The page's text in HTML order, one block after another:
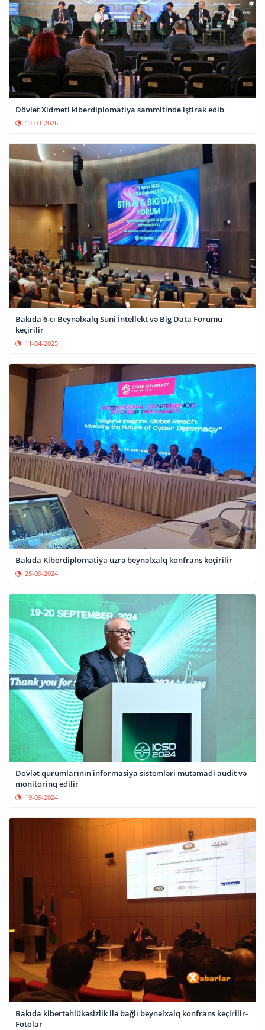
Dövlət Xidməti kiberdiplomatiya sammitində iştirak edib
13-03-2026
Bakıda 6-cı Beynəlxalq Süni İntellekt və Big Data Forumu
keçirilir
11-04-2025
Bakıda Kiberdiplomatiya üzrə beynəlxalq konfrans keçirilir
25-09-2024
Dövlət qurumlarının informasiya sistemləri mütəmadi audit və
monitorinq edilir
19-09-2024
Bakıda kibertəhlükəsizlik ilə bağlı beynəlxalq konfrans keçirilir-
Fotolar